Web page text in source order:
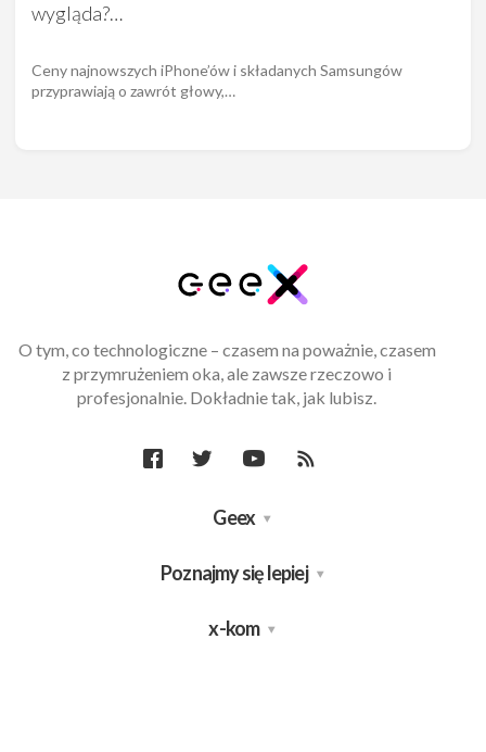
wygląda?…
Ceny najnowszych iPhone’ów i składanych Samsungów
przyprawiają o zawrót głowy,…
O tym, co technologiczne – czasem na poważnie, czasem
z przymrużeniem oka, ale zawsze rzeczowo i
profesjonalnie. Dokładnie tak, jak lubisz.
Geex
Poznajmy się lepiej
x-kom